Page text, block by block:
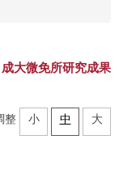
大微免所研究成果
整 小 中 大